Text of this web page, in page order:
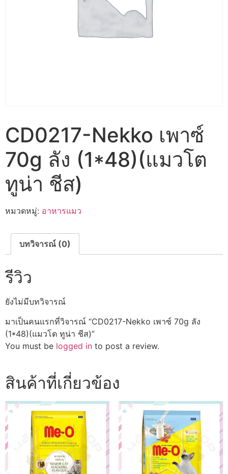
CD0217-Nekko เพาซ์
70g ลัง (1*48)(แมวโต
ทูน่า ชีส)
หมวดหมู่: อาหารแมว
บทวิจารณ์ (0)
รีวิว
ยังไม่มีบทวิจารณ์
มาเป็นคนแรกที่วิจารณ์ “CD0217-Nekko เพาซ์ 70g ลัง
(1*48)(แมวโต ทูน่า ชีส)”
You must be logged in to post a review.
สินค้าที่เกี่ยวข้อง